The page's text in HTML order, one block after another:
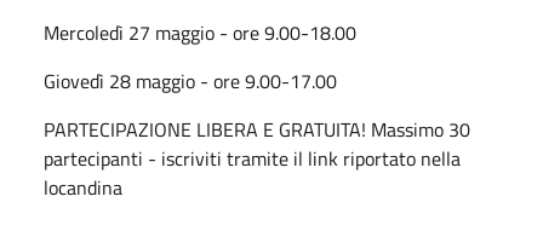
Mercoledì 27 maggio - ore 9.00-18.00
Giovedì 28 maggio - ore 9.00-17.00
PARTECIPAZIONE LIBERA E GRATUITA! Massimo 30
partecipanti - iscriviti tramite il link riportato nella
locandina